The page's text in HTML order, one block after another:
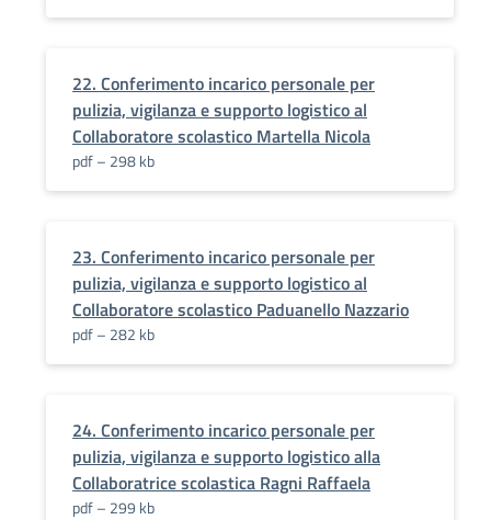
22. Conferimento incarico personale per
pulizia, vigilanza e supporto logistico al
Collaboratore scolastico Martella Nicola
pdf – 298 kb
23. Conferimento incarico personale per
pulizia, vigilanza e supporto logistico al
Collaboratore scolastico Paduanello Nazzario
pdf – 282 kb
24. Conferimento incarico personale per
pulizia, vigilanza e supporto logistico alla
Collaboratrice scolastica Ragni Raffaela
pdf – 299 kb